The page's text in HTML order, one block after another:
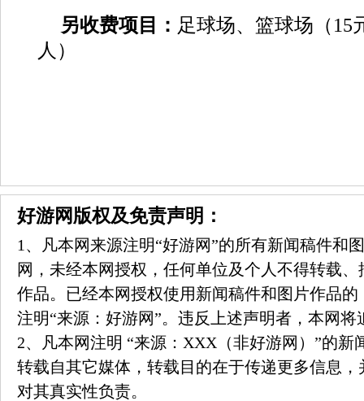
另收费项目： 足球场、篮球场（15
人）
好游网版权及免责声明：
1、凡本网来源注明“好游网”的所有新闻稿件和
网，未经本网授权，任何单位及个人不得转载
作品。已经本网授权使用新闻稿件和图片作品
注明“来源：好游网”。违反上述声明者，本网
2、凡本网注明 “来源：XXX（非好游网）”的新
转载自其它媒体，转载目的在于传递更多信息
对其真实性负责。